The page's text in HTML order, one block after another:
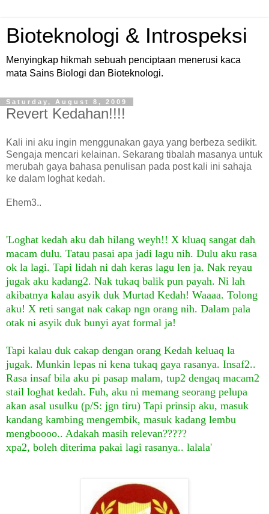
Bioteknologi & Introspeksi
Menyingkap hikmah sebuah penciptaan menerusi kaca
mata Sains Biologi dan Bioteknologi.
Saturday, August 8, 2009
Revert Kedahan!!!!
Kali ini aku ingin menggunakan gaya yang berbeza sedikit.
Sengaja mencari kelainan. Sekarang tibalah masanya untuk
merubah gaya bahasa penulisan pada post kali ini sahaja
ke dalam loghat kedah.
Ehem3..
'Loghat kedah aku dah hilang weyh!! X kluaq sangat dah
macam dulu. Tatau pasai apa jadi lagu nih. Dulu aku rasa
ok la lagi. Tapi lidah ni dah keras lagu len ja. Nak reyau
jugak aku kadang2. Nak tukaq balik pun payah. Ni lah
akibatnya kalau asyik duk Murtad Kedah! Waaaa. Tolong
aku! X reti sangat nak cakap ngn orang nih. Dalam pala
otak ni asyik duk bunyi ayat formal ja!
Tapi kalau duk cakap dengan orang Kedah keluaq la
jugak. Munkin lepas ni kena tukaq gaya rasanya. Insaf2..
Rasa insaf bila aku pi pasap malam, tup2 dengaq macam2
stail loghat kedah. Fuh, aku ni memang seorang pelupa
akan asal usulku (p/S: jgn tiru) Tapi prinsip aku, masuk
kandang kambing mengembik, masuk kadang lembu
mengboooo.. Adakah masih relevan?????
xpa2, boleh diterima pakai lagi rasanya.. lalala'